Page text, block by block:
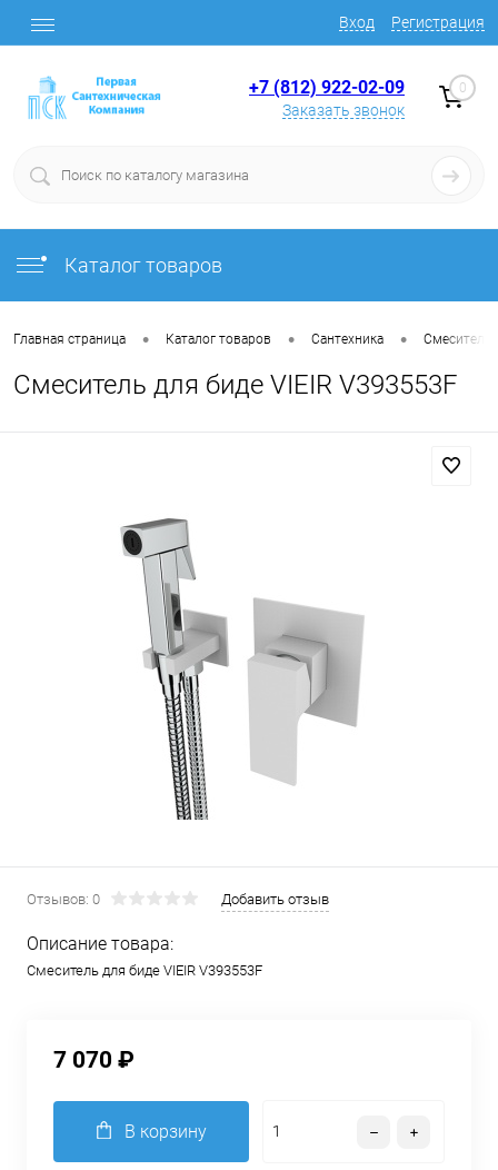
Вход Регистрация
+7 (812) 922-02-09
Заказать звонок
0
Каталог товаров
Главная страница • Каталог товаров • Сантехника • Смесители
Смеситель для биде VIEIR V393553F
Отзывов: 0 Добавить отзыв
Описание товара:
Смеситель для биде VIEIR V393553F
7 070 ₽
В корзину